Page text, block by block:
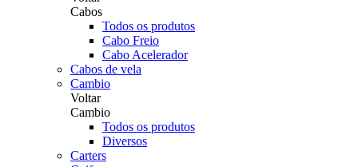
Cabos
Todos os produtos
Cabo Freio
Cabo Acelerador
Cabos de vela
Cambio
Voltar
Cambio
Todos os produtos
Diversos
Carters